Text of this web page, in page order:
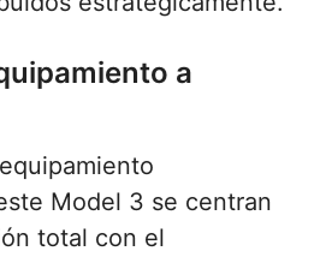
a
Model 3 se centran
total con el